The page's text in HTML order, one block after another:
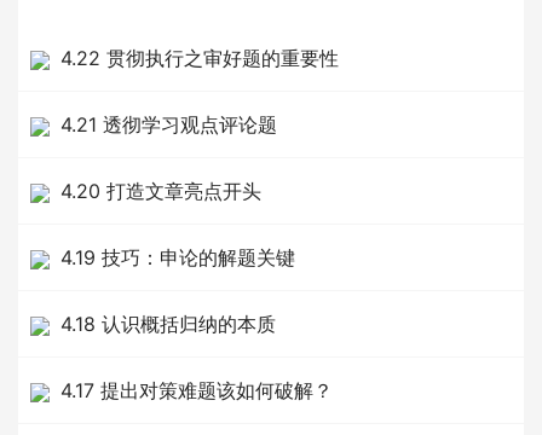
4.22 贯彻执行之审好题的重要性
4.21 透彻学习观点评论题
4.20 打造文章亮点开头
4.19 技巧：申论的解题关键
4.18 认识概括归纳的本质
4.17 提出对策难题该如何破解？